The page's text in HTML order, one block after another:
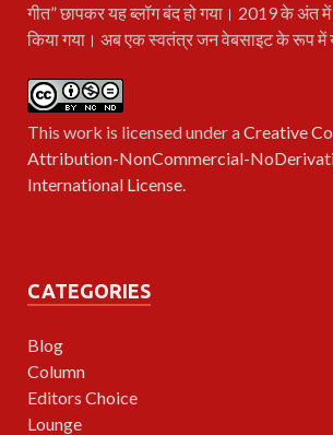
गीत” छापकर यह ब्लॉग बंद हो गया। 2019 के अंत में
किया गया। अब एक स्वतंत्र जन वेबसाइट के रूप
This work is licensed under aCreative
Attribution-NonCommercial-
International License.
CATEGORIES
Blog
Column
Editors Choice
Lounge